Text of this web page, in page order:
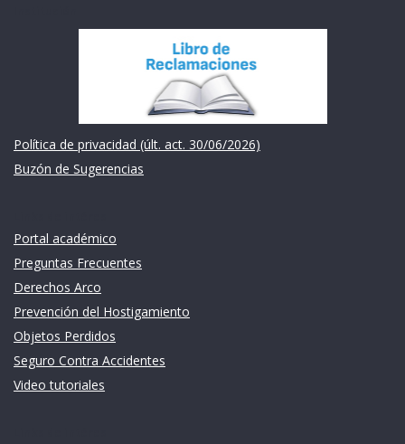
Política de privacidad (últ. act. 30/06/2026)
Buzón de Sugerencias
Portal académico
Preguntas Frecuentes
Derechos Arco
Prevención del Hostigamiento
Objetos Perdidos
Seguro Contra Accidentes
Video tutoriales